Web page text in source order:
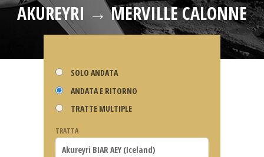
AKUREYRI → MERVILLE CALONNE
SOLO ANDATA
ANDATA E RITORNO
TRATTE MULTIPLE
TRATTA